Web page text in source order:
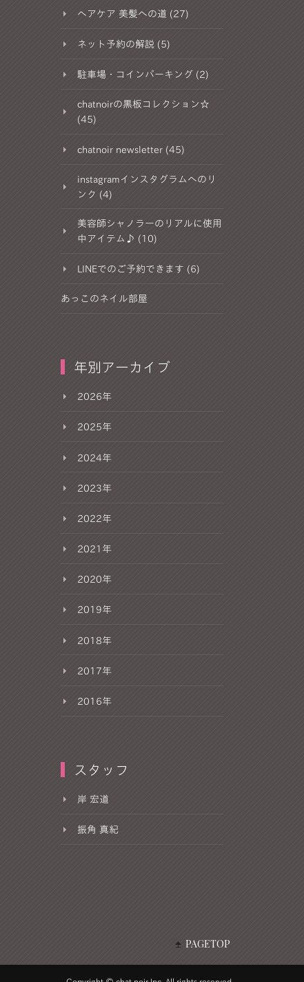
ヘアケア 美髪への道 (27)
ネット予約の解説 (5)
駐車場・コインパーキング (2)
chatnoirの黒板コレクション☆
(45)
chatnoir newsletter (45)
instagramインスタグラムへのリ
ンク (4)
美容師シャノラーのリアルに使用
中アイテム♪ (10)
LINEでのご予約できます (6)
あっこのネイル部屋
年別アーカイブ
2026年
2025年
2024年
2023年
2022年
2021年
2020年
2019年
2018年
2017年
2016年
スタッフ
岸 宏道
振角 真紀
PAGETOP